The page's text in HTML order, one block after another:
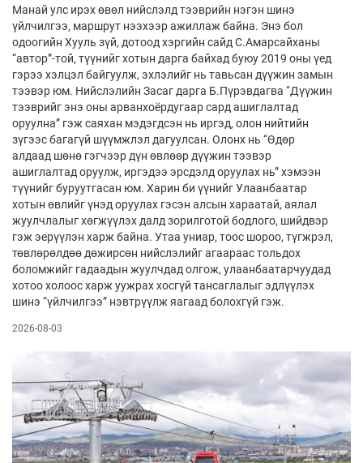
Манай улс ирэх өвөл нийслэлд тээврийн нэгэн шинэ
үйлчилгээ, маршрут нээхээр ажиллаж байна. Энэ бол
одоогийн Хууль зүй, дотоод хэргийн сайд С.Амарсайханы
“автор”-той, түүнийг хотын дарга байхад буюу 2019 оны үед
гэрээ хэлцэл байгуулж, эхлэлийг нь тавьсан дүүжин замын
тээвэр юм. Нийслэлийн Засаг дарга Б.Пүрэвдагва “Дүүжин
тээврийг энэ оны арванхоёрдугаар сард ашиглалтад
оруулна” гэж саяхан мэдэгдсэн нь иргэд, олон нийтийн
зүгээс багагүй шүүмжлэл дагуулсан. Олонх нь “Өдөр
алдаад шөнө гэгчээр дүн өвлөөр дүүжин тээвэр
ашиглалтад оруулж, иргэдээ эрсдэлд оруулах нь” хэмээн
түүнийг буруутгасан юм. Харин би үүнийг Улаанбаатар
хотын өвлийг үнэд оруулах гэсэн алсын хараатай, аялал
жуулчлалыг хөгжүүлэх далд зорилготой бодлого, шийдвэр
гэж эерүүлэн харж байна. Утаа униар, тоос шороо, түгжрэл,
төвлөрөлдөө дөжирсөн нийслэлийг агаараас тольдох
боломжийг гадаадын жуулчдад олгож, улаанбаатарчуудад
хотоо холоос харж уужрах хосгүй тансаглалыг эдлүүлэх
шинэ “үйлчилгээ” нэвтрүүлж яагаад болохгүй гэж.
2026-08-03